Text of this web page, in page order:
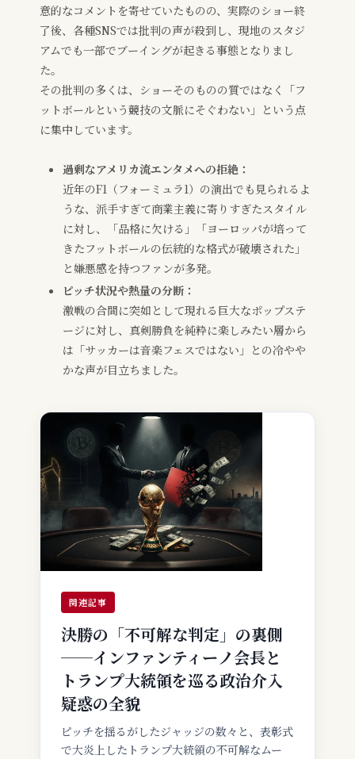
意的なコメントを寄せていたものの、実際のショー終
了後、各種SNSでは批判の声が殺到し、現地のスタジ
アムでも一部でブーイングが起きる事態となりまし
た。
その批判の多くは、ショーそのものの質ではなく「フ
ットボールという競技の文脈にそぐわない」という点
に集中しています。
過剰なアメリカ流エンタメへの拒絶：
近年のF1（フォーミュラ1）の演出でも見られるよ
うな、派手すぎて商業主義に寄りすぎたスタイル
に対し、「品格に欠ける」「ヨーロッパが培って
きたフットボールの伝統的な格式が破壊された」
と嫌悪感を持つファンが多発。
ピッチ状況や熱量の分断：
激戦の合間に突如として現れる巨大なポップステ
ージに対し、真剣勝負を純粋に楽しみたい層から
は「サッカーは音楽フェスではない」との冷やや
かな声が目立ちました。
関連記事
決勝の「不可解な判定」の裏側
──インファンティーノ会長と
トランプ大統領を巡る政治介入
疑惑の全貌
ピッチを揺るがしたジャッジの数々と、表彰式
で大炎上したトランプ大統領の不可解なムー